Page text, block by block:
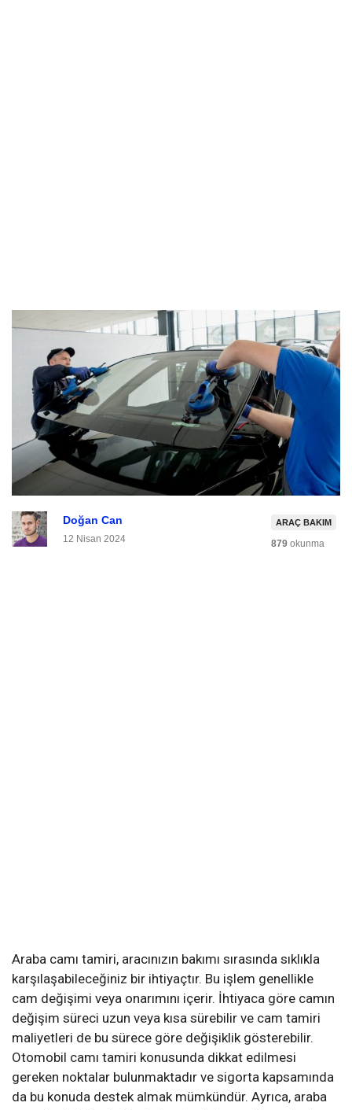
Doğan Can
12 Nisan 2024
ARAÇ BAKIM
879 okunma
Araba camı tamiri, aracınızın bakımı sırasında sıklıkla
karşılaşabileceğiniz bir ihtiyaçtır. Bu işlem genellikle
cam değişimi veya onarımını içerir. İhtiyaca göre camın
değişim süreci uzun veya kısa sürebilir ve cam tamiri
maliyetleri de bu sürece göre değişiklik gösterebilir.
Otomobil camı tamiri konusunda dikkat edilmesi
gereken noktalar bulunmaktadır ve sigorta kapsamında
da bu konuda destek almak mümkündür. Ayrıca, araba